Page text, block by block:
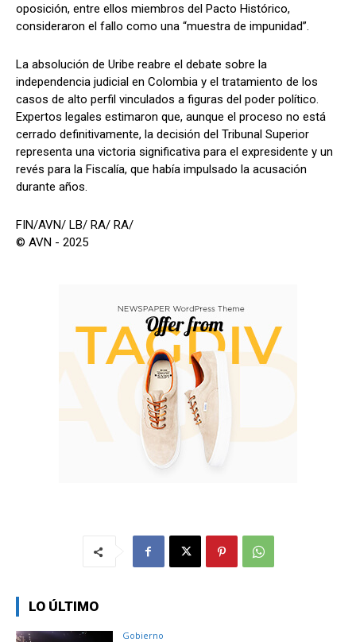
oposición, entre ellos miembros del Pacto Histórico,
consideraron el fallo como una “muestra de impunidad”.
La absolución de Uribe reabre el debate sobre la
independencia judicial en Colombia y el tratamiento de los
casos de alto perfil vinculados a figuras del poder político.
Expertos legales estimaron que, aunque el proceso no está
cerrado definitivamente, la decisión del Tribunal Superior
representa una victoria significativa para el expresidente y un
revés para la Fiscalía, que había impulsado la acusación
durante años.
FIN/AVN/ LB/ RA/ RA/
© AVN - 2025
LO ÚLTIMO
Gobierno